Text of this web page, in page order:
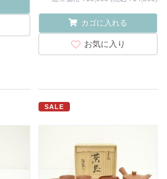
カゴに入れる
お気に入り
SALE